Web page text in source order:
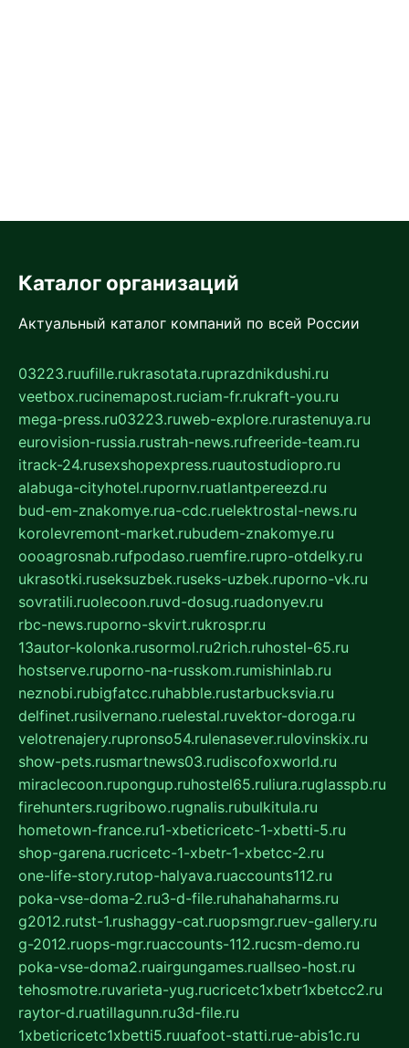
Каталог организаций
Актуальный каталог компаний по всей России
03223.ruufille.rukrasotata.ruprazdnikdushi.ru
veetbox.rucinemapost.ruciam-fr.rukraft-you.ru
mega-press.ru03223.ruweb-explore.rurastenuya.ru
eurovision-russia.rustrah-news.rufreeride-team.ru
itrack-24.rusexshopexpress.ruautostudiopro.ru
alabuga-cityhotel.rupornv.ruatlantpereezd.ru
bud-em-znakomye.rua-cdc.ruelektrostal-news.ru
korolevremont-market.rubudem-znakomye.ru
oooagrosnab.rufpodaso.ruemfire.rupro-otdelky.ru
ukrasotki.ruseksuzbek.ruseks-uzbek.ruporno-vk.ru
sovratili.ruolecoon.ruvd-dosug.ruadonyev.ru
rbc-news.ruporno-skvirt.rukrospr.ru
13autor-kolonka.rusormol.ru2rich.ruhostel-65.ru
hostserve.ruporno-na-russkom.rumishinlab.ru
neznobi.rubigfatcc.ruhabble.rustarbucksvia.ru
delfinet.rusilvernano.ruelestal.ruvektor-doroga.ru
velotrenajery.rupronso54.rulenasever.rulovinskix.ru
show-pets.rusmartnews03.rudiscofoxworld.ru
miraclecoon.rupongup.ruhostel65.ruliura.ruglasspb.ru
firehunters.rugribowo.rugnalis.rubulkitula.ru
hometown-france.ru1-xbeticricetc-1-xbetti-5.ru
shop-garena.rucricetc-1-xbetr-1-xbetcc-2.ru
one-life-story.rutop-halyava.ruaccounts112.ru
poka-vse-doma-2.ru3-d-file.ruhahahaharms.ru
g2012.rutst-1.rushaggy-cat.ruopsmgr.ruev-gallery.ru
g-2012.ruops-mgr.ruaccounts-112.rucsm-demo.ru
poka-vse-doma2.ruairgungames.ruallseo-host.ru
tehosmotre.ruvarieta-yug.rucricetc1xbetr1xbetcc2.ru
raytor-d.ruatillagunn.ru3d-file.ru
1xbeticricetc1xbetti5.ruuafoot-statti.rue-abis1c.ru